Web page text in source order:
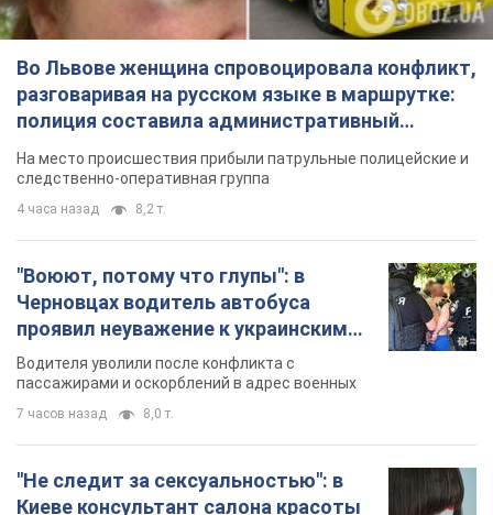
"Воюют, потому что глупы": в
Черновцах водитель автобуса
проявил неуважение к украинским
военным и поплатился за это.
Видео
пассажирами и оскорблений в адрес военных
"Не следит за сексуальностью": в
Киеве консультант салона красоты
оскорбил женщину после
химиотерапии, разгорелся скандал.
Фото
женщины, заявив, что у нее "мужская стрижка"